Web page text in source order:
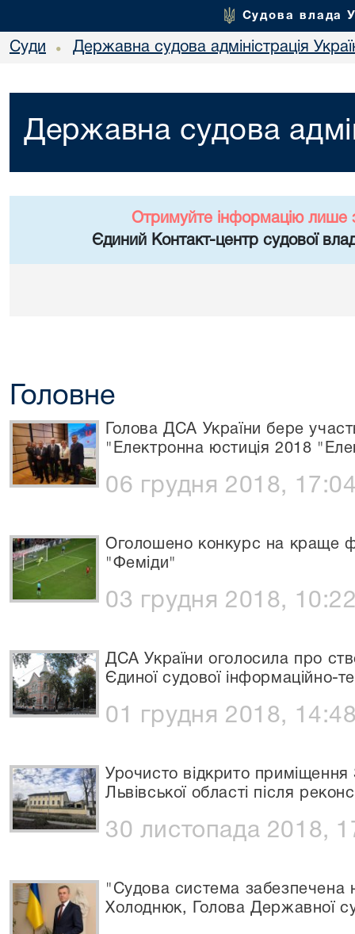
Судова влада
Суди • Державна судова адміністрація
Державна судова
Отримуйте інформацію лише
Єдиний Контакт-центр судової
Головне
Голова ДСА України бере
"Електронна юстиція 2018
06 грудня 2018,
Оголошено конкурс на краще
"Феміди"
03 грудня 2018,
ДСА України оголосила про
Єдиної судової інформаційно-
01 грудня 2018,
Урочисто відкрито приміщення
Львівської області після
30 листопада 2018,
"Судова система забезпечена
Холоднюк, Голова Державної